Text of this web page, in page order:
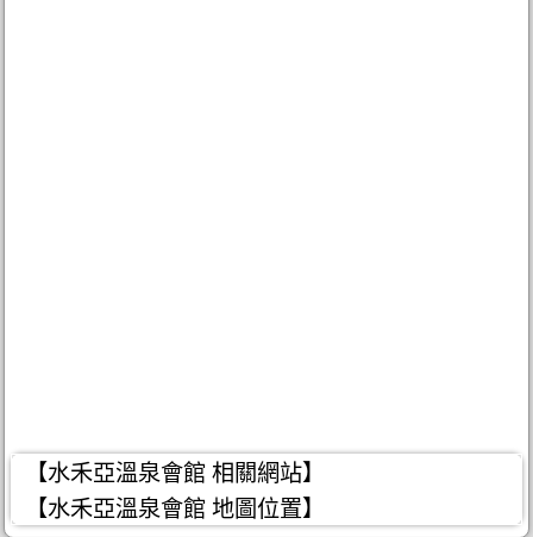
【水禾亞溫泉會館 相關網站】
【水禾亞溫泉會館 地圖位置】